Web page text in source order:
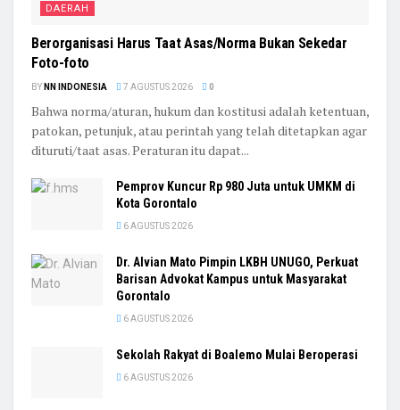
DAERAH
Berorganisasi Harus Taat Asas/Norma Bukan Sekedar
Foto-foto
BY NN INDONESIA 7 AGUSTUS 2026 0
Bahwa norma/aturan, hukum dan kostitusi adalah ketentuan,
patokan, petunjuk, atau perintah yang telah ditetapkan agar
dituruti/taat asas. Peraturan itu dapat...
Pemprov Kuncur Rp 980 Juta untuk UMKM di
Kota Gorontalo
6 AGUSTUS 2026
Dr. Alvian Mato Pimpin LKBH UNUGO, Perkuat
Barisan Advokat Kampus untuk Masyarakat
Gorontalo
6 AGUSTUS 2026
Sekolah Rakyat di Boalemo Mulai Beroperasi
6 AGUSTUS 2026